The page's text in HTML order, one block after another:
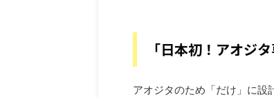
「日本初！アオジ
アオジタのため「だけ」に設